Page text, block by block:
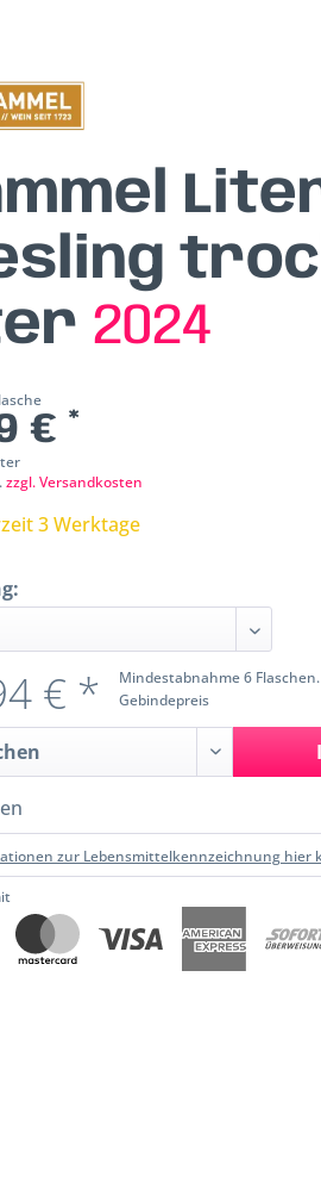
2024
€ *
zzgl. Versandkosten
3 Werktage
Mindestabnahme 6 Flaschen.
Gebindepreis
€ *
zur Lebensmittelkennzeichnung hier